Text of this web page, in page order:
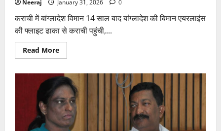
में
Neeraj January 31, 2026 0
कराची में बांग्लादेश विमान 14 साल बाद बांग्लादेश की बिमान एयरलाइंस
की फ्लाइट ढाका से कराची पहुंची,...
Read MoreRead
more
साल
बाद
बांग्लादेश
का
विमान
उतरा
कराची
में!